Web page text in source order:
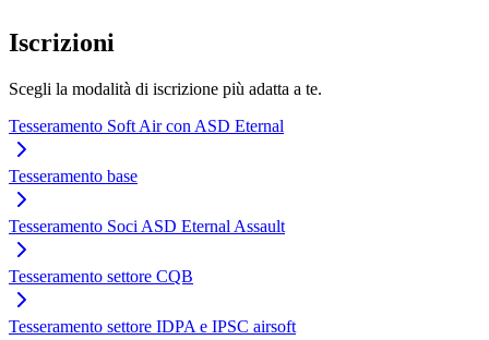
Iscrizioni
Scegli la modalità di iscrizione più adatta a te.
Tesseramento Soft Air con ASD Eternal
Tesseramento base
Tesseramento Soci ASD Eternal Assault
Tesseramento settore CQB
Tesseramento settore IDPA e IPSC airsoft